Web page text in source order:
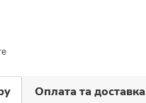
Оплата та доставка